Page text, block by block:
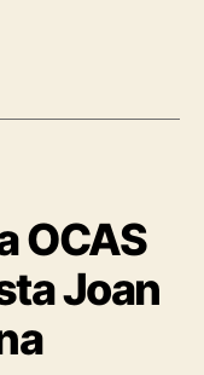
OCAS
Joan